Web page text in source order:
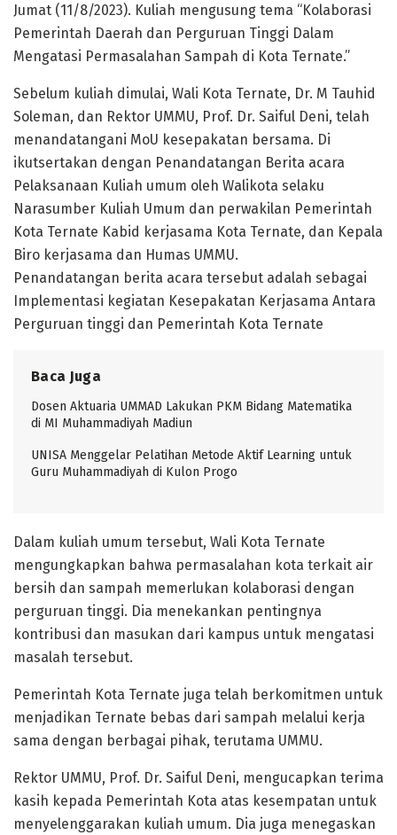
Jumat (11/8/2023). Kuliah mengusung tema “Kolaborasi
Pemerintah Daerah dan Perguruan Tinggi Dalam
Mengatasi Permasalahan Sampah di Kota Ternate.”
Sebelum kuliah dimulai, Wali Kota Ternate, Dr. M Tauhid
Soleman, dan Rektor UMMU, Prof. Dr. Saiful Deni, telah
menandatangani MoU kesepakatan bersama. Di
ikutsertakan dengan Penandatangan Berita acara
Pelaksanaan Kuliah umum oleh Walikota selaku
Narasumber Kuliah Umum dan perwakilan Pemerintah
Kota Ternate Kabid kerjasama Kota Ternate, dan Kepala
Biro kerjasama dan Humas UMMU.
Penandatangan berita acara tersebut adalah sebagai
Implementasi kegiatan Kesepakatan Kerjasama Antara
Perguruan tinggi dan Pemerintah Kota Ternate
Baca Juga
Dosen Aktuaria UMMAD Lakukan PKM Bidang Matematika
di MI Muhammadiyah Madiun
UNISA Menggelar Pelatihan Metode Aktif Learning untuk
Guru Muhammadiyah di Kulon Progo
Dalam kuliah umum tersebut, Wali Kota Ternate
mengungkapkan bahwa permasalahan kota terkait air
bersih dan sampah memerlukan kolaborasi dengan
perguruan tinggi. Dia menekankan pentingnya
kontribusi dan masukan dari kampus untuk mengatasi
masalah tersebut.
Pemerintah Kota Ternate juga telah berkomitmen untuk
menjadikan Ternate bebas dari sampah melalui kerja
sama dengan berbagai pihak, terutama UMMU.
Rektor UMMU, Prof. Dr. Saiful Deni, mengucapkan terima
kasih kepada Pemerintah Kota atas kesempatan untuk
menyelenggarakan kuliah umum. Dia juga menegaskan